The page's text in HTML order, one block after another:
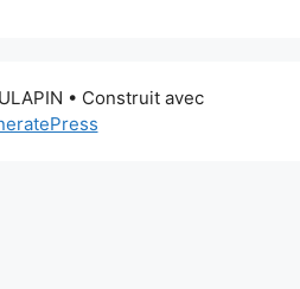
• Construit avec